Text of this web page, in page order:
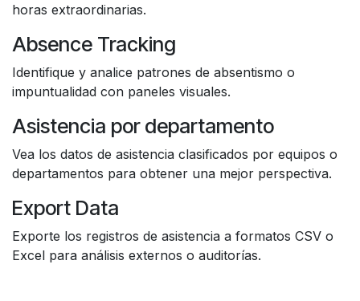
horas extraordinarias.
Absence Tracking
Identifique y analice patrones de absentismo o
impuntualidad con paneles visuales.
Asistencia por departamento
Vea los datos de asistencia clasificados por equipos o
departamentos para obtener una mejor perspectiva.
Export Data
Exporte los registros de asistencia a formatos CSV o
Excel para análisis externos o auditorías.